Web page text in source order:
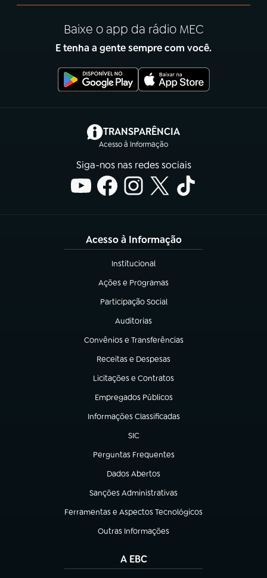
Baixe o app da rádio MEC
E tenha a gente sempre com você.
TRANSPARÊNCIA
Acesso à Informação
(abre em nova aba)
Siga-nos nas redes sociais
Acesso à Informação
Institucional
(abre em nova aba)
Ações e Programas
(abre em nova aba)
Participação Social
(abre em nova aba)
Auditorias
(abre em nova aba)
Convênios e Transferências
(abre em nova aba)
Receitas e Despesas
(abre em nova aba)
Licitações e Contratos
(abre em nova aba)
Empregados Públicos
(abre em nova aba)
Informações Classificadas
(abre em nova aba)
SIC
(abre em nova aba)
Perguntas Frequentes
(abre em nova aba)
Dados Abertos
(abre em nova aba)
Sanções Administrativas
(abre em nova aba)
Ferramentas e Aspectos Tecnológicos
(abre em nova aba)
Outras Informações
(abre em nova aba)
A EBC